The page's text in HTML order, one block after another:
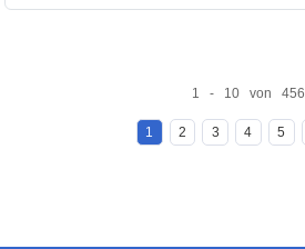
1 - 10 von 456
1 2 3 4 5